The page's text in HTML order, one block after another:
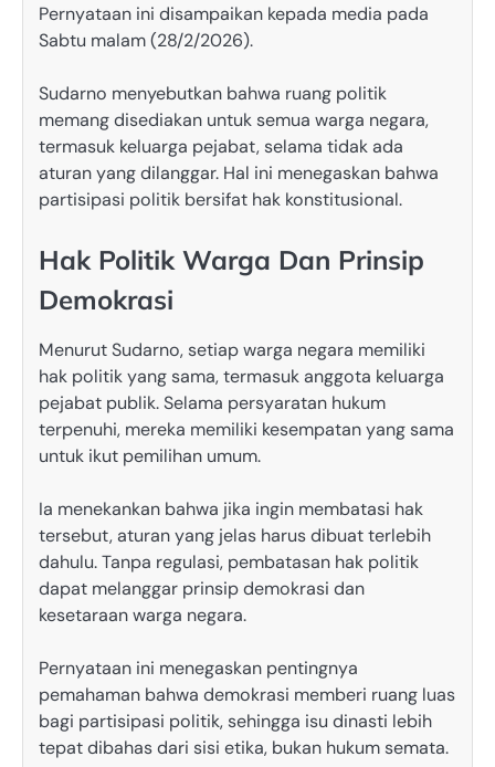
Pernyataan ini disampaikan kepada media pada
Sabtu malam (28/2/2026).
Sudarno menyebutkan bahwa ruang politik
memang disediakan untuk semua warga negara,
termasuk keluarga pejabat, selama tidak ada
aturan yang dilanggar. Hal ini menegaskan bahwa
partisipasi politik bersifat hak konstitusional.
Hak Politik Warga Dan Prinsip
Demokrasi
Menurut Sudarno, setiap warga negara memiliki
hak politik yang sama, termasuk anggota keluarga
pejabat publik. Selama persyaratan hukum
terpenuhi, mereka memiliki kesempatan yang sama
untuk ikut pemilihan umum.
Ia menekankan bahwa jika ingin membatasi hak
tersebut, aturan yang jelas harus dibuat terlebih
dahulu. Tanpa regulasi, pembatasan hak politik
dapat melanggar prinsip demokrasi dan
kesetaraan warga negara.
Pernyataan ini menegaskan pentingnya
pemahaman bahwa demokrasi memberi ruang luas
bagi partisipasi politik, sehingga isu dinasti lebih
tepat dibahas dari sisi etika, bukan hukum semata.